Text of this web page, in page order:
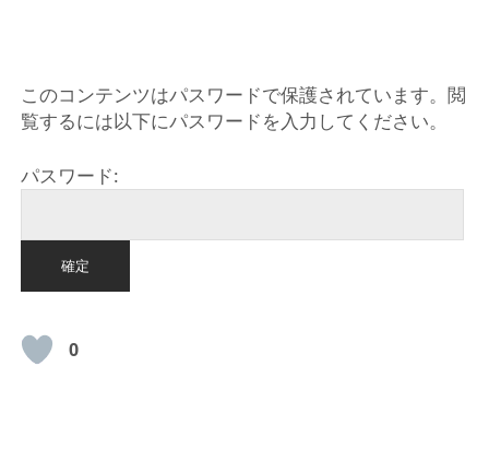
このコンテンツはパスワードで保護されています。閲
覧するには以下にパスワードを入力してください。
パスワード:
0